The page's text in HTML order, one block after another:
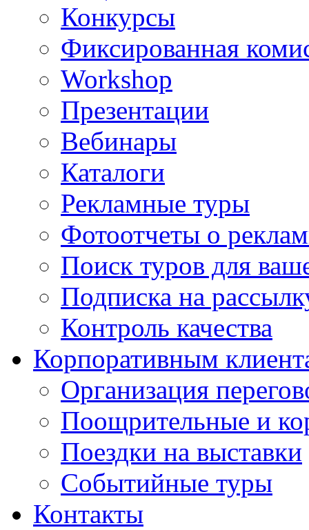
Конкурсы
Фиксированная
Workshop
Презентации
Вебинары
Каталоги
Рекламные туры
Фотоотчеты о
Поиск туров для
Подписка на
Контроль качества
Корпоративным
Организация
Поощрительные и
Поездки на выставки
Событийные туры
Контакты